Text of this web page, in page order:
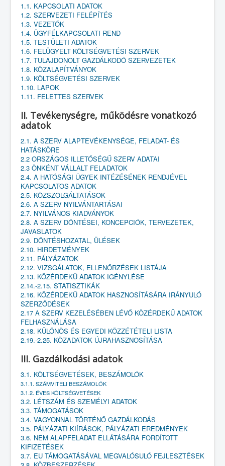
1.1. KAPCSOLATI ADATOK
1.2. SZERVEZETI FELÉPÍTÉS
1.3. VEZETŐK
1.4. ÜGYFÉLKAPCSOLATI REND
1.5. TESTÜLETI ADATOK
1.6. FELÜGYELT KÖLTSÉGVETÉSI SZERVEK
1.7. TULAJDONOLT GAZDÁLKODÓ SZERVEZETEK
1.8. KÖZALAPÍTVÁNYOK
1.9. KÖLTSÉGVETÉSI SZERVEK
1.10. LAPOK
1.11. FELETTES SZERVEK
II. Tevékenységre, működésre vonatkozó
adatok
2.1. A SZERV ALAPTEVÉKENYSÉGE, FELADAT- ÉS
HATÁSKÖRE
2.2 ORSZÁGOS ILLETŐSÉGŰ SZERV ADATAI
2.3 ÖNKÉNT VÁLLALT FELADATOK
2.4. A HATÓSÁGI ÜGYEK INTÉZÉSÉNEK RENDJÉVEL
KAPCSOLATOS ADATOK
2.5. KÖZSZOLGÁLTATÁSOK
2.6. A SZERV NYILVÁNTARTÁSAI
2.7. NYILVÁNOS KIADVÁNYOK
2.8. A SZERV DÖNTÉSEI, KONCEPCIÓK, TERVEZETEK,
JAVASLATOK
2.9. DÖNTÉSHOZATAL, ÜLÉSEK
2.10. HIRDETMÉNYEK
2.11. PÁLYÁZATOK
2.12. VIZSGÁLATOK, ELLENŐRZÉSEK LISTÁJA
2.13. KÖZÉRDEKŰ ADATOK IGÉNYLÉSE
2.14.-2.15. STATISZTIKÁK
2.16. KÖZÉRDEKŰ ADATOK HASZNOSÍTÁSÁRA IRÁNYULÓ
SZERZŐDÉSEK
2.17 A SZERV KEZELÉSÉBEN LÉVŐ KÖZÉRDEKŰ ADATOK
FELHASZNÁLÁSA
2.18. KÜLÖNÖS ÉS EGYEDI KÖZZÉTÉTELI LISTA
2.19.-2.25. KÖZADATOK ÚJRAHASZNOSÍTÁSA
III. Gazdálkodási adatok
3.1. KÖLTSÉGVETÉSEK, BESZÁMOLÓK
3.1.1. SZÁMVITELI BESZÁMOLÓK
3.1.2. ÉVES KÖLTSÉGVETÉSEK
3.2. LÉTSZÁM ÉS SZEMÉLYI ADATOK
3.3. TÁMOGATÁSOK
3.4. VAGYONNAL TÖRTÉNŐ GAZDÁLKODÁS
3.5. PÁLYÁZATI KIÍRÁSOK, PÁLYÁZATI EREDMÉNYEK
3.6. NEM ALAPFELADAT ELLÁTÁSÁRA FORDÍTOTT
KIFIZETÉSEK
3.7. EU TÁMOGATÁSÁVAL MEGVALÓSULÓ FEJLESZTÉSEK